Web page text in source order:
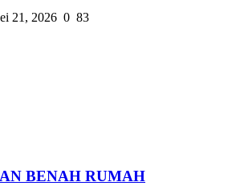
21, 2026 0 83
BENAH RUMAH